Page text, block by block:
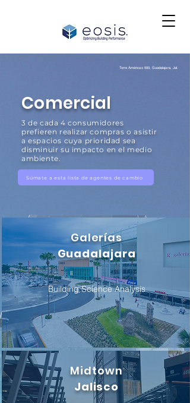
Torre Américas 500, Guadalajara, Jal.
Comercial
3 de cada 4 consumidores
prefieren realizar compras o asistir
a espacios cuya prioridad sea
disminuir su impacto en el medio
ambiente.
Súmate a esta lista de agentes de cambio
Galerías
Guadalajara
Building Science Analysis
Midtown
Jalisco